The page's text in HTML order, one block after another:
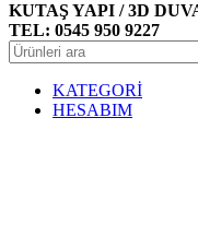
KUTAŞ YAPI / 3D
TEL: 0545 950 9227
KATEGORİ
HESABIM